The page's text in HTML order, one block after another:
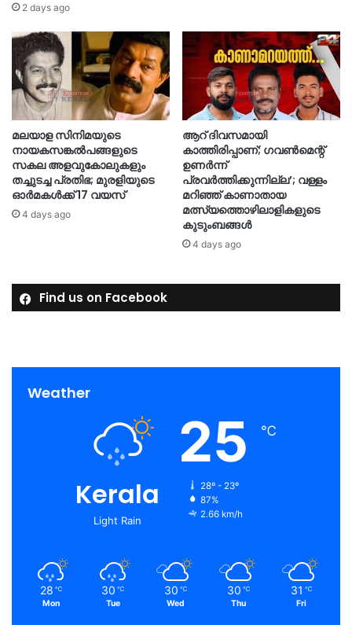
2 days ago
മലയാള സിനിമയുടെ
നായകസങ്കല്‍പങ്ങളുടെ
സകല അളവുകോലുകളും
തച്ചുടച്ച പ്രതിഭ; മുരളിയുടെ
ഓര്‍മകള്‍ക്ക് 17 വയസ്
4 days ago
ആറ് ദിവസമായി
കാത്തിരിപ്പാണ്; ഗവണ്‍മെന്റ്
ഉണര്‍ന്ന്
പ്രവര്‍ത്തിക്കുന്നില്ല’; വള്ളം
മറിഞ്ഞ് കാണാതായ
മത്സ്യത്തൊഴിലാളികളുടെ
കുടുംബങ്ങള്‍
4 days ago
Find us on Facebook
Weather
Kerala
Light Rain
25 ℃
28º - 23º
87%
2.66 km/h
28 ℃
Mon
30 ℃
Tue
30 ℃
Wed
30 ℃
Thu
31 ℃
Fri